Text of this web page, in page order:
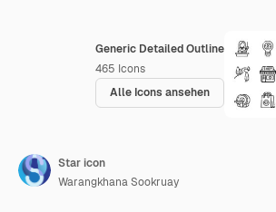
Generic Detailed Outline
465 Icons
Alle Icons ansehen
Star icon
Warangkhana Sookruay